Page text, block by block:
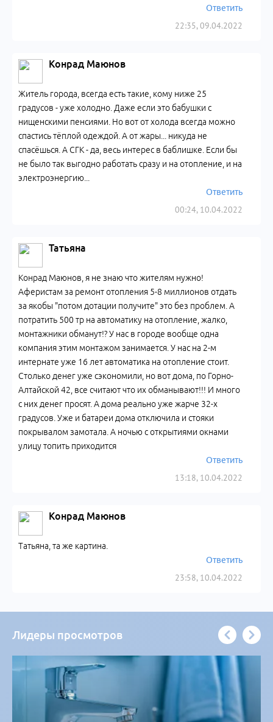
22:35, 09.04.2022
Ответить
Конрад Маюнов
00:24, 10.04.2022
Житель города, всегда есть такие, кому ниже 25
градусов - уже холодно. Даже если это бабушки с
нищенскими пенсиями. Но вот от холода всегда можно
спастись тёплой одеждой. А от жары... никуда не
спасёшься. А СГК - да, весь интерес в баблишке. Если бы
не было так выгодно работать сразу и на отопление, и на
электроэнергию...
Ответить
Татьяна
13:18, 10.04.2022
Конрад Маюнов, я не знаю что жителям нужно!
Аферистам за ремонт отопления 5-8 миллионов отдать
за якобы "потом дотации получите" это без проблем. А
потратить 500 тр на автоматику на отопление, жалко,
монтажники обманут!? У нас в городе вообще одна
компания этим монтажом занимается. У нас на 2-м
интернате уже 16 лет автоматика на отопление стоит.
Столько денег уже сэкономили, но вот дома, по Горно-
Алтайской 42, все считают что их обманывают!!! И много
с них денег просят. А дома реально уже жарче 32-х
градусов. Уже и батареи дома отключила и стояки
покрывалом замотала. А ночью с открытиями окнами
улицу топить приходится
Ответить
Конрад Маюнов
23:58, 10.04.2022
Татьяна, та же картина.
Ответить
Лидеры просмотров